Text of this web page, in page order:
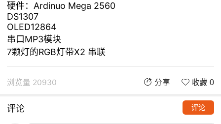
硬件：Ardinuo Mega 2560
DS1307
OLED12864
串口MP3模块
7颗灯的RGB灯带X2 串联
浏览量 20930 分享 收藏 0
评论 评论